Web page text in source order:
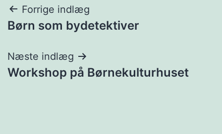
Indlægsnavigation
Forrige indlæg
Børn som bydetektiver
Næste indlæg
Workshop på Børnekulturhuset